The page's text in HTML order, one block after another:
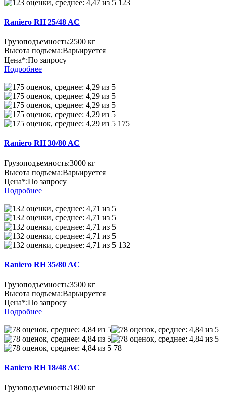
123
Raniero RH 25/48 AC
Грузоподъемность:2500 кг
Высота подъема:Варьируется
Цена*:По запросу
Подробнее
175
Raniero RH 30/80 AC
Грузоподъемность:3000 кг
Высота подъема:Варьируется
Цена*:По запросу
Подробнее
132
Raniero RH 35/80 AC
Грузоподъемность:3500 кг
Высота подъема:Варьируется
Цена*:По запросу
Подробнее
78
Raniero RH 18/48 AC
Грузоподъемность:1800 кг